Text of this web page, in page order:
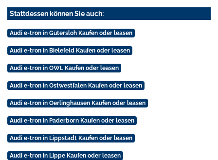
Stattdessen können Sie auch:
Audi e-tron in Gütersloh Kaufen oder leasen
Audi e-tron in Bielefeld Kaufen oder leasen
Audi e-tron in OWL Kaufen oder leasen
Audi e-tron in Ostwestfalen Kaufen oder leasen
Audi e-tron in Oerlinghausen Kaufen oder leasen
Audi e-tron in Paderborn Kaufen oder leasen
Audi e-tron in Lippstadt Kaufen oder leasen
Audi e-tron in Lippe Kaufen oder leasen